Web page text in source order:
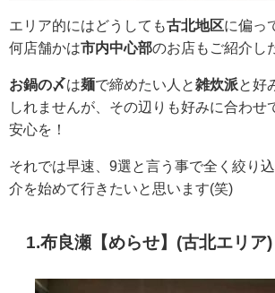
エリア的にはどうしても古北地区に偏っ
何店舗かは市内中心部のお店もご紹介し
お鍋の〆は麺で締めたい人と雑炊派と好
しれませんが、その辺りも好みに合わせ
安心を！
それでは早速、9選と言う事で全く絞り
介を始めて行きたいと思います(笑)
1.布良瀬【めらせ】 (古北エリア)